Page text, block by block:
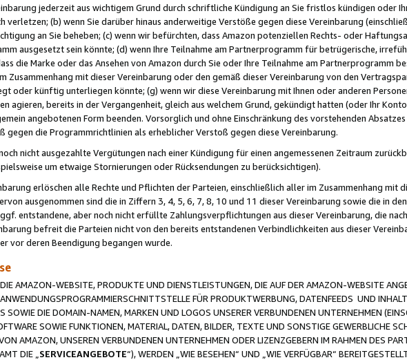
jederzeit aus wichtigem Grund durch schriftliche Kündigung an Sie fristlos kündigen oder
verletzen; (b) wenn Sie darüber hinaus anderweitige Verstöße gegen diese Vereinbarung
an Sie beheben; (c) wenn wir befürchten, dass Amazon potenziellen Rechts- oder
ausgesetzt sein könnte; (d) wenn Ihre Teilnahme am Partnerprogramm für betrügerische,
die Marke oder das Ansehen von Amazon durch Sie oder Ihre Teilnahme am Partnerprogramm
Zusammenhang mit dieser Vereinbarung oder den gemäß dieser Vereinbarung von den
oder künftig unterliegen könnte; (g) wenn wir diese Vereinbarung mit Ihnen oder anderen
agieren, bereits in der Vergangenheit, gleich aus welchem Grund, gekündigt hatten (oder Ihr
angebotenen Form beenden. Vorsorglich und ohne Einschränkung des vorstehenden
gegen die Programmrichtlinien als erheblicher Verstoß gegen diese Vereinbarung.
nicht ausgezahlte Vergütungen nach einer Kündigung für einen angemessenen Zeitraum
um etwaige Stornierungen oder Rücksendungen zu berücksichtigen).
erlöschen alle Rechte und Pflichten der Parteien, einschließlich aller im Zusammenhang mit
ausgenommen sind die in Ziffern 3, 4, 5, 6, 7, 8, 10 und 11 dieser Vereinbarung sowie die in
entstandene, aber noch nicht erfüllte Zahlungsverpflichtungen aus dieser Vereinbarung, die
befreit die Parteien nicht von den bereits entstandenen Verbindlichkeiten aus dieser
vor deren Beendigung begangen wurde.
AMAZON-WEBSITE, PRODUKTE UND DIENSTLEISTUNGEN, DIE AUF DER AMAZON-WEBSITE
FÜR PRODUKTWERBUNG, DATENFEEDS UND
SOWIE DIE DOMAIN-NAMEN, MARKEN UND LOGOS UNSERER VERBUNDENEN UNTERNEHMEN
SOWIE FUNKTIONEN, MATERIAL, DATEN, BILDER, TEXTE UND SONSTIGE GEWERBLICHE
AMAZON, UNSEREN VERBUNDENEN UNTERNEHMEN ODER LIZENZGEBERN IM RAHMEN DES
DIE „ SERVICEANGEBOTE“), WERDEN „WIE BESEHEN“ UND „WIE VERFÜGBAR“